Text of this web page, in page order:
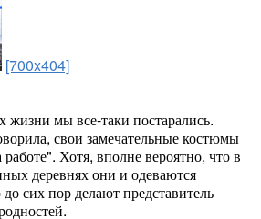
[700x404]
жизни мы все-таки постарались.
свои замечательные костюмы
Хотя, вполне вероятно, что в
деревнях они и одеваются
сих пор делают представитель